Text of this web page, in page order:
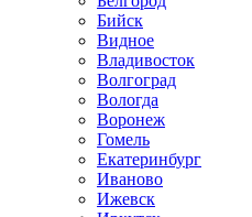
Бийск
Видное
Владивосток
Волгоград
Вологда
Воронеж
Гомель
Екатеринбург
Иваново
Ижевск